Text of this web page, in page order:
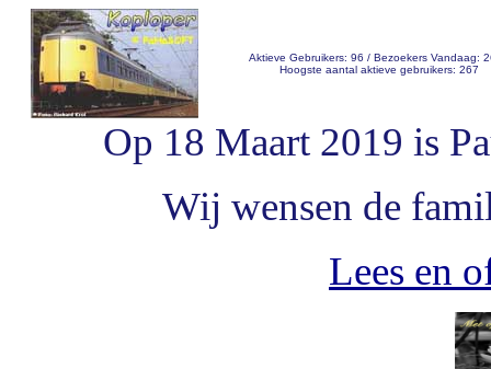
Aktieve Gebruikers: 96 / Bezoekers Vandaag:
Hoogste aantal aktieve gebruikers: 267
Op 18 Maart 2019 is
Wij wensen de
Lees en